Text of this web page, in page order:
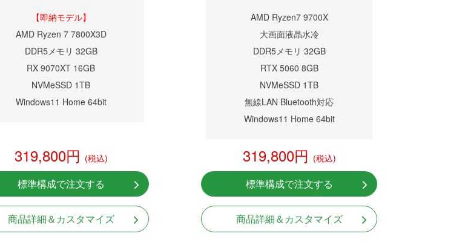
【即納モデル】
AMD Ryzen 7 7800X3D
DDR5メモリ 32GB
RX 9070XT 16GB
NVMeSSD 1TB
Windows11 Home 64bit
319,800円 (税込)
標準構成で注文する
商品詳細＆カスタマイズ
AMD Ryzen7 9700X
大画面液晶水冷
DDR5メモリ 32GB
RTX 5060 8GB
NVMeSSD 1TB
無線LAN Bluetooth対応
Windows11 Home 64bit
319,800円 (税込)
標準構成で注文する
商品詳細＆カスタマイズ